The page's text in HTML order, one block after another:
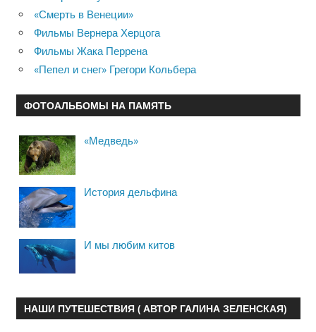
«Смерть в Венеции»
Фильмы Вернера Херцога
Фильмы Жака Перрена
«Пепел и снег» Грегори Кольбера
ФОТОАЛЬБОМЫ НА ПАМЯТЬ
«Медведь»
История дельфина
И мы любим китов
НАШИ ПУТЕШЕСТВИЯ ( АВТОР ГАЛИНА ЗЕЛЕНСКАЯ)